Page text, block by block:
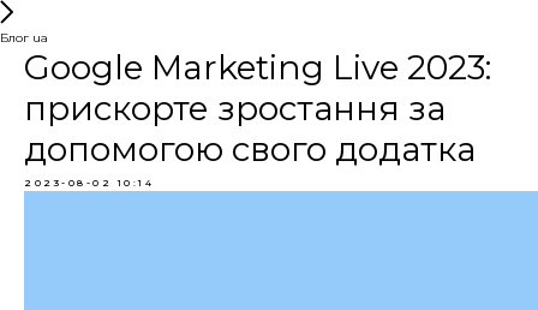
Блог ua
Google Marketing Live 2023:
прискорте зростання за
допомогою свого додатка
2023-08-02 10:14